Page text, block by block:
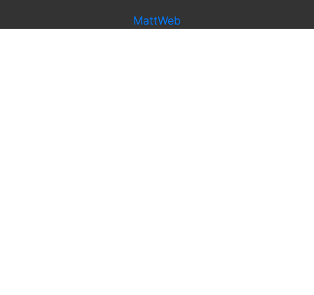
MattWeb